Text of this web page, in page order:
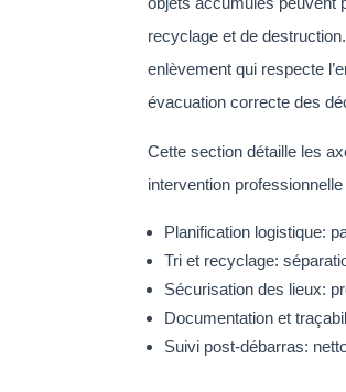
recyclage et de
enlèvement qui respecte
évacuation correcte des
Cette section détaille les
intervention
Planification logistique:
Tri et recyclage:
Sécurisation des lieux:
Documentation et
Suivi post-débarras: